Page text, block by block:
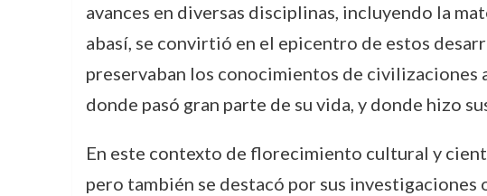
avances en diversas disciplinas, incluyendo la
abasí, se convirtió en el epicentro de estos
preservaban los conocimientos de civilizaciones
donde pasó gran parte de su vida, y donde hizo
En este contexto de florecimiento cultural y
pero también se destacó por sus